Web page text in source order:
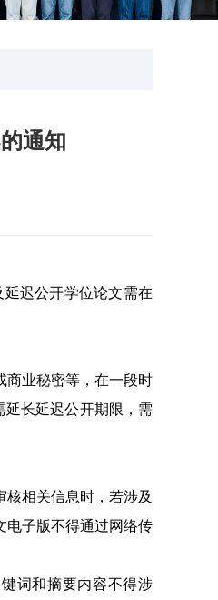
通知
迟公开学位论文需在
商业秘密等，在一段时
延长延迟公开期限，需
相关信息时，若涉及
电子版不得通过网络传
词和摘要内容不得涉